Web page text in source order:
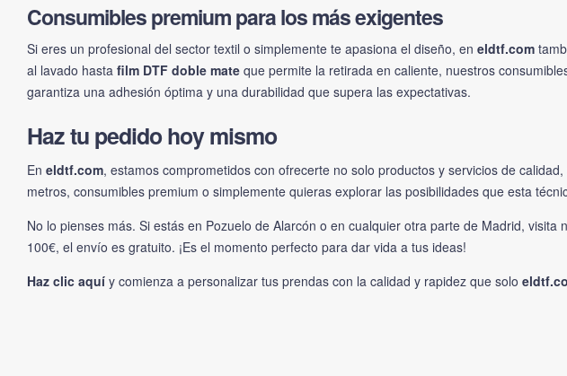
Consumibles premium para los más exigentes
Si eres un profesional del sector textil o simplemente te apasiona el diseño, en eldtf.com
al lavado hasta film DTF doble mate que permite la retirada en caliente, nuestros
garantiza una adhesión óptima y una durabilidad que supera las expectativas.
Haz tu pedido hoy mismo
En eldtf.com, estamos comprometidos con ofrecerte no solo productos y servicios de
metros, consumibles premium o simplemente quieras explorar las posibilidades que esta
No lo pienses más. Si estás en Pozuelo de Alarcón o en cualquier otra parte de Madrid,
100€, el envío es gratuito. ¡Es el momento perfecto para dar vida a tus ideas!
Haz clic aquí y comienza a personalizar tus prendas con la calidad y rapidez que solo